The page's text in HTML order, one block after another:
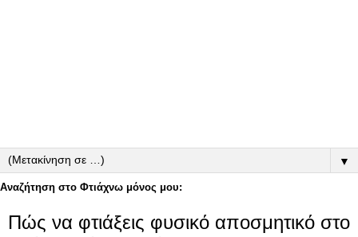
▼
Αναζήτηση στο Φτιάχνω μόνος μου:
Πώς να φτιάξεις φυσικό αποσμητικό στο